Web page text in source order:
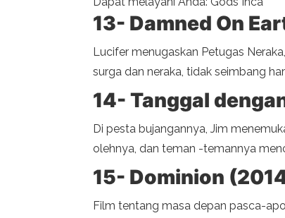
13- Damned On
Lucifer menugaskan Petugas
surga dan neraka, tidak seimbang
14- Tanggal
Di pesta bujangannya, Jim
olehnya, dan teman -temannya
15- Dominion
Film tentang masa depan pasca-